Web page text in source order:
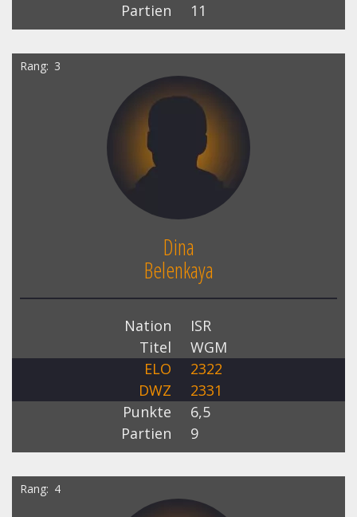
Partien
11
Rang 3
Dina
Belenkaya
Nation
ISR
Titel
WGM
ELO
2322
DWZ
2331
Punkte
6,5
Partien
9
Rang 4